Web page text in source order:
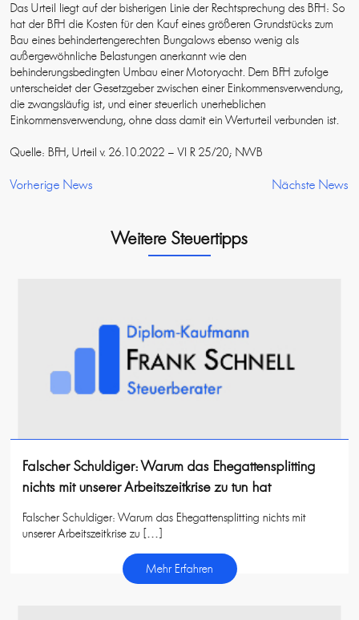
Das Urteil liegt auf der bisherigen Linie der Rechtsprechung des BFH: So
hat der BFH die Kosten für den Kauf eines größeren Grundstücks zum
Bau eines behindertengerechten Bungalows ebenso wenig als
außergewöhnliche Belastungen anerkannt wie den
behinderungsbedingten Umbau einer Motoryacht. Dem BFH zufolge
unterscheidet der Gesetzgeber zwischen einer Einkommensverwendung,
die zwangsläufig ist, und einer steuerlich unerheblichen
Einkommensverwendung, ohne dass damit ein Werturteil verbunden ist.
Quelle: BFH, Urteil v. 26.10.2022 – VI R 25/20; NWB
Vorherige News Nächste News
Weitere Steuertipps
Falscher Schuldiger: Warum das Ehegattensplitting
nichts mit unserer Arbeitszeitkrise zu tun hat
Falscher Schuldiger: Warum das Ehegattensplitting nichts mit
unserer Arbeitszeitkrise zu […]
Mehr Erfahren